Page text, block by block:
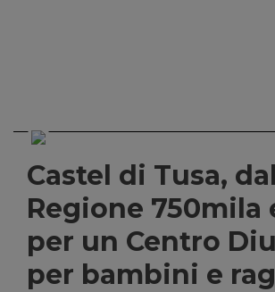
Castel di Tusa,
Regione 750mila
per un Centro
per bambini e